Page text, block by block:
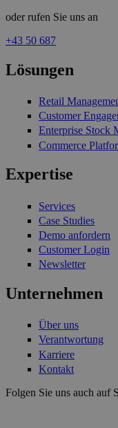
oder rufen Sie uns an
+43 50 687
Lösungen
Retail
Customer
Enterprise Stock
Commerce
Expertise
Services
Case Studies
Demo anfordern
Customer Login
Newsletter
Unternehmen
Über uns
Verantwortung
Karriere
Kontakt
Folgen Sie uns auch auf